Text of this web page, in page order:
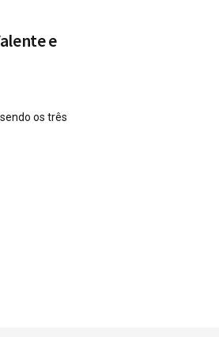
e
os três